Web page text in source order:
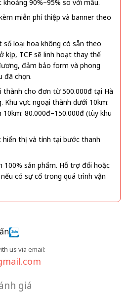
90%–95% so với mẫu.
miễn phí thiệp và banner theo
loại hoa không có sẵn theo
kịp, TCF sẽ linh hoạt thay thế
đảm bảo form và phong
đã chọn.
thành cho đơn từ 500.000đ tại Hà
Khu vực ngoại thành dưới 10km:
80.000đ–150.000đ (tùy khu
hiển thị và tính tại bước thanh
100% sản phẩm. Hỗ trợ đổi hoặc
có sự cố trong quá trình vận
us via email:
giá